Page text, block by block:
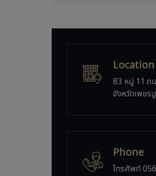
Location
83 หมู่ 11 ถ
จังหวัดเพช
Phone
โทรศัพท์